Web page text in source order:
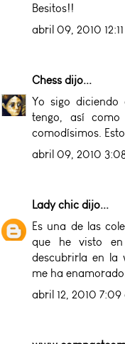
Besitos!!
abril 09, 2010
Chess dijo...
Yo sigo
tengo, así
comodísimos.
abril 09, 2010
Lady chic dijo...
Es una de las
que he visto
descubrirla en la
me ha
abril 12, 2010 7:09